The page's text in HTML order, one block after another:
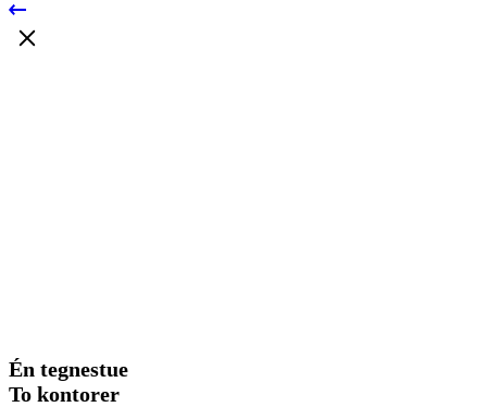
Én tegnestue
To kontorer